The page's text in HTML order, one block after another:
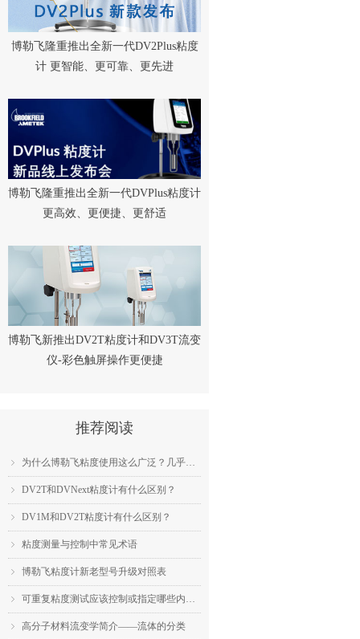
ꁇ 为什么博勒飞粘度使用这么广泛？几乎成为了行业标准？
ꁇ DV2T和DVNext粘度计有什么区别？
ꁇ DV1M和DV2T粘度计有什么区别？
ꁇ 粘度测量与控制中常见术语
ꁇ 博勒飞粘度计新老型号升级对照表
ꁇ 可重复粘度测试应该控制或指定哪些内容？
ꁇ 高分子材料流变学简介——流体的分类
推荐阅读
博勒飞隆重推出全新一代DV2Plus粘度
计 更智能、更可靠、更先进
博勒飞隆重推出全新一代DVPlus粘度计
更高效、更便捷、更舒适
博勒飞新推出DV2T粘度计和DV3T流变
仪-彩色触屏操作更便捷